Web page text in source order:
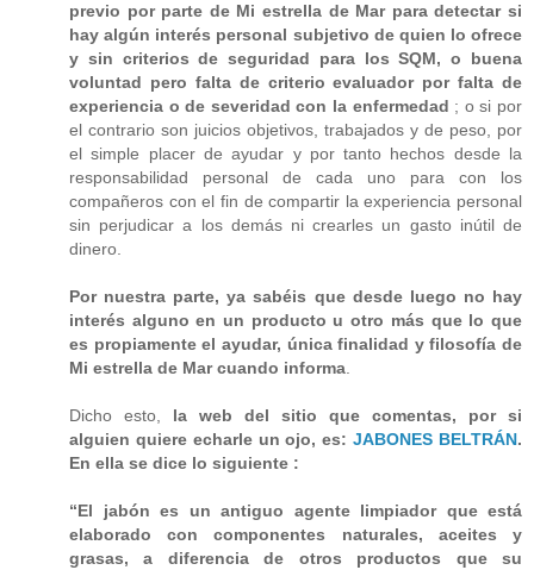
previo por parte de Mi estrella de Mar para detectar si
hay algún interés personal subjetivo de quien lo ofrece
y sin criterios de seguridad para los SQM, o buena
voluntad pero falta de criterio evaluador por falta de
experiencia o de severidad con la enfermedad ; o si por
el contrario son juicios objetivos, trabajados y de peso, por
el simple placer de ayudar y por tanto hechos desde la
responsabilidad personal de cada uno para con los
compañeros con el fin de compartir la experiencia personal
sin perjudicar a los demás ni crearles un gasto inútil de
dinero.
Por nuestra parte, ya sabéis que desde luego no hay
interés alguno en un producto u otro más que lo que
es propiamente el ayudar, única finalidad y filosofía de
Mi estrella de Mar cuando informa.
Dicho esto, la web del sitio que comentas, por si
alguien quiere echarle un ojo, es:JABONES BELTRÁN.
En ella se dice lo siguiente :
“El jabón es un antiguo agente limpiador que está
elaborado con componentes naturales, aceites y
grasas, a diferencia de otros productos que su